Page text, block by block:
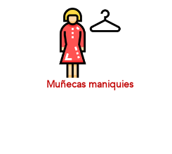
Muñecas maniquies